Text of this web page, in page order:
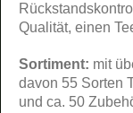
Qualität, einen
Sortiment: mit
davon 55 Sorten
und ca. 50